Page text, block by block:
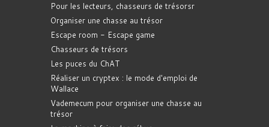
Pour les lecteurs, chasseurs de trésorsr
Organiser une chasse au trésor
Escape room - Escape game
Chasseurs de trésors
Les puces du ChAT
Réaliser un cryptex : le mode d'emploi de
Wallace
Vademecum pour organiser une chasse au
trésor